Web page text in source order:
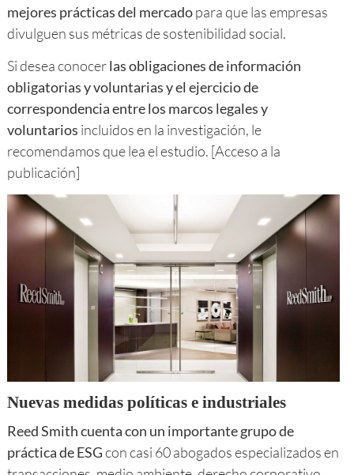
mejores prácticas del mercadopara que las empresas
divulguen sus métricas de sostenibilidad social.
Si desea conocerlas obligaciones de información
obligatorias y voluntarias y el ejercicio de
correspondencia entre los marcos legales y
voluntarios incluidos en la investigación, le
recomendamos que lea el estudio. [Acceso a la
publicación]
Nuevas medidas políticas e industriales
Reed Smith cuenta con un importante grupo de
práctica de ESGcon casi 60 abogados especializados en